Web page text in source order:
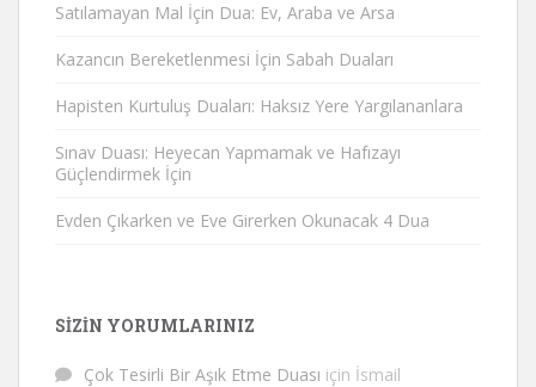
Satılamayan Mal İçin Dua: Ev, Araba ve Arsa
Kazancın Bereketlenmesi İçin Sabah Duaları
Hapisten Kurtuluş Duaları: Haksız Yere Yargılananlara
Sınav Duası: Heyecan Yapmamak ve Hafızayı
Güçlendirmek İçin
Evden Çıkarken ve Eve Girerken Okunacak 4 Dua
SIZIN YORUMLARINIZ
Çok Tesirli Bir Aşık Etme Duası için İsmail